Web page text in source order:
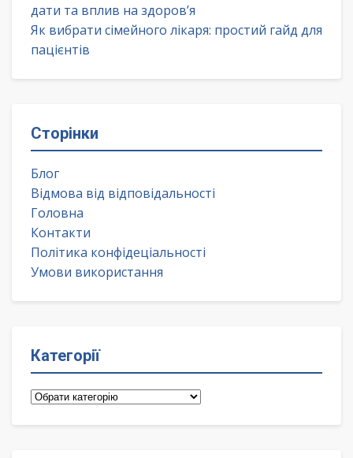
дати та вплив на здоров’я
Як вибрати сімейного лікаря: простий гайд для
пацієнтів
Сторінки
Блог
Відмова від відповідальності
Головна
Контакти
Політика конфідеціальності
Умови використання
Категорії
Категорії